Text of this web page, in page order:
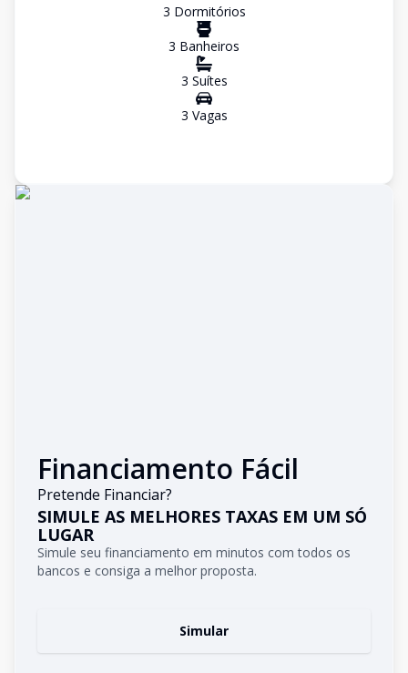
3 Dormitórios
3 Banheiros
3 Suítes
3 Vagas
Financiamento Fácil
Pretende Financiar?
SIMULE AS MELHORES TAXAS EM UM SÓ
LUGAR
Simule seu financiamento em minutos com todos os
bancos e consiga a melhor proposta.
Simular